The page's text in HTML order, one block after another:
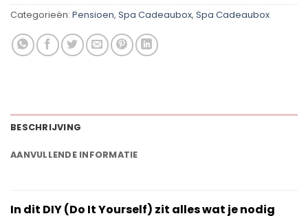
Categorieën: Pensioen, Spa Cadeaubox, Spa Cadeaubox
BESCHRIJVING
AANVULLENDE INFORMATIE
In dit DIY (Do It Yourself) zit alles wat je nodig